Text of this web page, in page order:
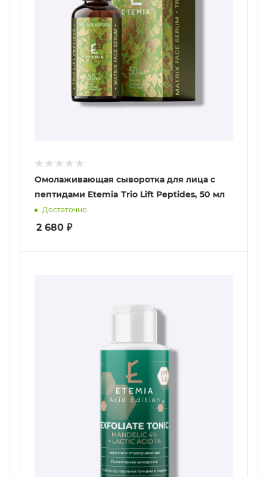
Омолаживающая сыворотка для лица с
пептидами Etemia Trio Lift Peptides, 50 мл
Достаточно
2 680 ₽